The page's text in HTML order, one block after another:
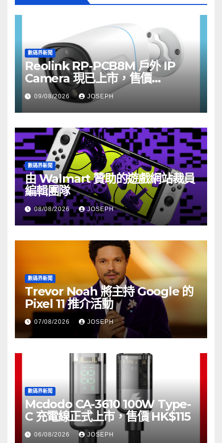
數碼界新聞
Reolink RP-PCB8M 戶外 IP
Camera 現已上市，售價
HK$722
09/08/2026 JOSEPH
數碼界新聞
由 Walmart 贊助的遊戲網站裁員
編輯團隊
08/08/2026 JOSEPH
數碼界新聞
Trevor Noah 將主持 Google 的
Pixel 11 推介活動
07/08/2026 JOSEPH
數碼界新聞
Mcdodo CA-3610 100W Type-
C 充電線正式上市，售價 HK$115
06/08/2026 JOSEPH